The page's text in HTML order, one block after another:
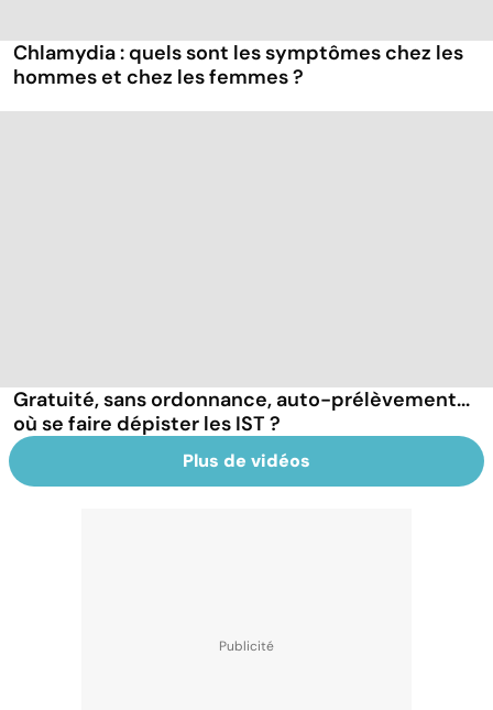
Chlamydia : quels sont les symptômes chez les
hommes et chez les femmes ?
Gratuité, sans ordonnance, auto-prélèvement...
où se faire dépister les IST ?
Plus de vidéos